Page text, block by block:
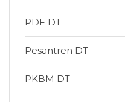
PDF DT
Pesantren DT
PKBM DT